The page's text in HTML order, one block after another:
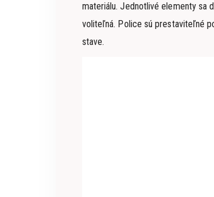
materiálu. Jednotlivé elementy sa
voliteľná. Police sú prestaviteľné
stave.